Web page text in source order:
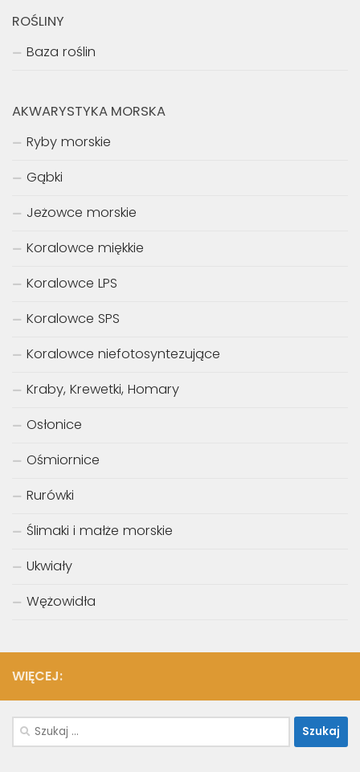
ROŚLINY
Baza roślin
AKWARYSTYKA MORSKA
Ryby morskie
Gąbki
Jeżowce morskie
Koralowce miękkie
Koralowce LPS
Koralowce SPS
Koralowce niefotosyntezujące
Kraby, Krewetki, Homary
Osłonice
Ośmiornice
Rurówki
Ślimaki i małże morskie
Ukwiały
Wężowidła
WIĘCEJ:
Szukaj: